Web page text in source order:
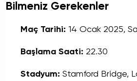
Bilmeniz Gerekenler
Maç Tarihi: 14 Ocak 2025,
Başlama Saati: 22.30
Stadyum: Stamford Bridge,